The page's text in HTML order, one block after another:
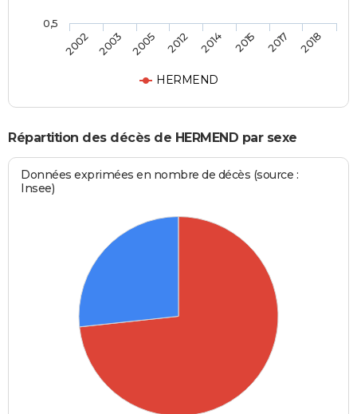
HERMEND
2002 2003 2005 2012 2014 2015 2017 2018
0,5
Répartition des décès de HERMEND par sexe
Données exprimées en nombre de décès (source :
Insee)